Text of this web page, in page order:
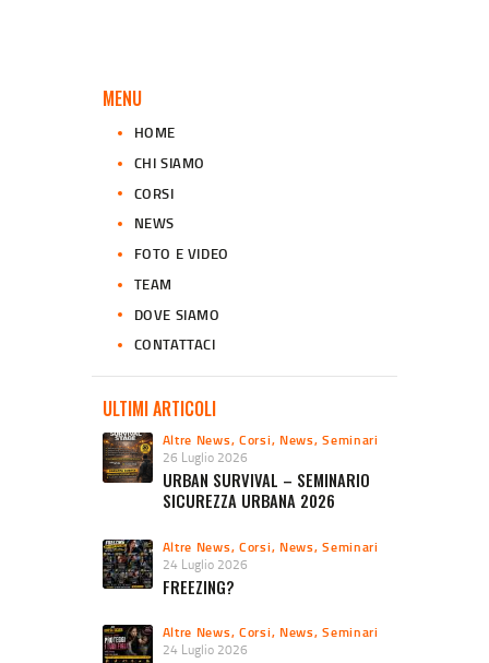
MENU
HOME
CHI SIAMO
CORSI
NEWS
FOTO E VIDEO
TEAM
DOVE SIAMO
CONTATTACI
ULTIMI ARTICOLI
Altre News,Corsi, News,Seminari
26 Luglio 2026
URBAN SURVIVAL – SEMINARIO
SICUREZZA URBANA 2026
Altre News,Corsi, News,Seminari
24 Luglio 2026
FREEZING?
Altre News,Corsi, News,Seminari
24 Luglio 2026